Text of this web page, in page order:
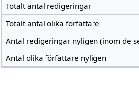
Totalt antal redigeringar
Totalt antal olika författare
Antal redigeringar nyligen (inom de
Antal olika författare nyligen